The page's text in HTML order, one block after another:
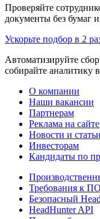
Проверяйте
документы без бумаг
Ускорьте подбор в 2
Автоматизируйте
собирайте аналитику
О компании
Наши вакансии
Партнерам
Реклама на сайте
Новости и статьи
Инвесторам
Кандидаты по
Требования к ПО
Безопасный
HeadHunter API